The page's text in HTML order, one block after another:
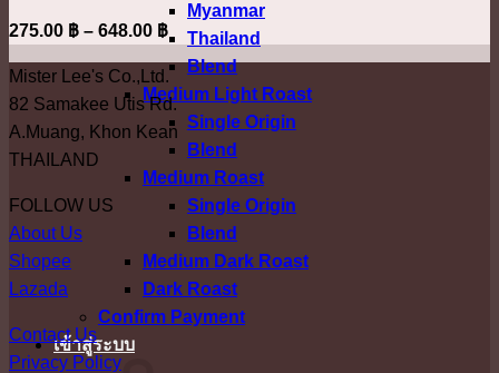
Myanmar
Thailand
Blend
Medium Light Roast
Single Origin
Blend
Medium Roast
Single Origin
Blend
Medium Dark Roast
Dark Roast
Confirm Payment
เข้าสู่ระบบ
The
options
may
be
chosen
on
the
product
page
275.00 ฿ – 648.00 ฿Price
range:
275.00 ฿
through
648.00 ฿
Mister Lee's Co.,Ltd.
82 Samakee Utis Rd.
A.Muang, Khon Kean
THAILAND
FOLLOW US
About Us
Shopee
Lazada
Contact Us
Privacy Policy